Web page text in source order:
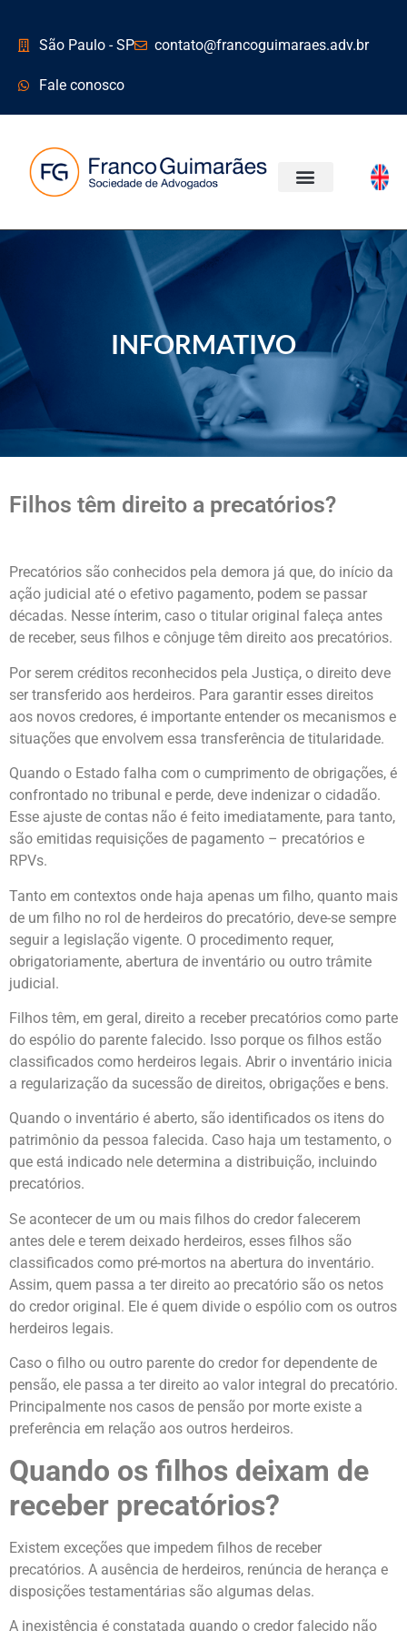
São Paulo - SP contato@francoguimaraes.adv.br
Fale conosco
INFORMATIVO
Filhos têm direito a precatórios?
Precatórios são conhecidos pela demora já que, do início da
ação judicial até o efetivo pagamento, podem se passar
décadas. Nesse ínterim, caso o titular original faleça antes
de receber, seus filhos e cônjuge têm direito aos precatórios.
Por serem créditos reconhecidos pela Justiça, o direito deve
ser transferido aos herdeiros. Para garantir esses direitos
aos novos credores, é importante entender os mecanismos e
situações que envolvem essa transferência de titularidade.
Quando o Estado falha com o cumprimento de obrigações, é
confrontado no tribunal e perde, deve indenizar o cidadão.
Esse ajuste de contas não é feito imediatamente, para tanto,
são emitidas requisições de pagamento – precatórios e
RPVs.
Tanto em contextos onde haja apenas um filho, quanto mais
de um filho no rol de herdeiros do precatório, deve-se sempre
seguir a legislação vigente. O procedimento requer,
obrigatoriamente, abertura de inventário ou outro trâmite
judicial.
Filhos têm, em geral, direito a receber precatórios como parte
do espólio do parente falecido. Isso porque os filhos estão
classificados como herdeiros legais. Abrir o inventário inicia
a regularização da sucessão de direitos, obrigações e bens.
Quando o inventário é aberto, são identificados os itens do
patrimônio da pessoa falecida. Caso haja um testamento, o
que está indicado nele determina a distribuição, incluindo
precatórios.
Se acontecer de um ou mais filhos do credor falecerem
antes dele e terem deixado herdeiros, esses filhos são
classificados como pré-mortos na abertura do inventário.
Assim, quem passa a ter direito ao precatório são os netos
do credor original. Ele é quem divide o espólio com os outros
herdeiros legais.
Caso o filho ou outro parente do credor for dependente de
pensão, ele passa a ter direito ao valor integral do precatório.
Principalmente nos casos de pensão por morte existe a
preferência em relação aos outros herdeiros.
Quando os filhos deixam de
receber precatórios?
Existem exceções que impedem filhos de receber
precatórios. A ausência de herdeiros, renúncia de herança e
disposições testamentárias são algumas delas.
A inexistência é constatada quando o credor falecido não